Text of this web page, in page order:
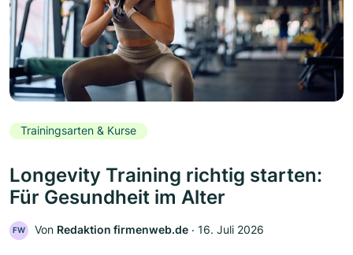
Trainingsarten & Kurse
Longevity Training richtig starten:
Für Gesundheit im Alter
FW Von Redaktion firmenweb.de ‧ 16. Juli 2026